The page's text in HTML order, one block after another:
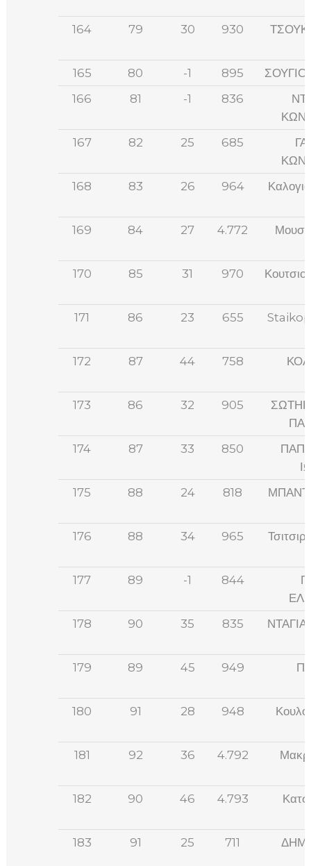
164 79 30 930
165 80 -1 895
166
81 -1 836
167
82 25 685
168
83 26 964
169 84 27 4.772
170 85 31 970
171 86 23 655
172 87 44 758
173 86 32 905
174
87 33 850
175
88 24 818
176 88 34 965
177 89 -1 844
178
90 35 835
179 89 45 949
180 91 28 948
181 92 36 4.792
182 90 46 4.793
183 91 25 711